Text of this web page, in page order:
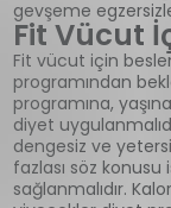
gevşeme
Fit Vücut
Fit vücut için
programından
programına,
diyet
dengesiz ve
fazlası söz konusu
sağlanmalıdır.